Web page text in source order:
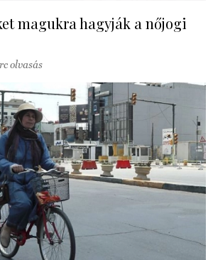
magukra hagyják a nőjogi
olvasás